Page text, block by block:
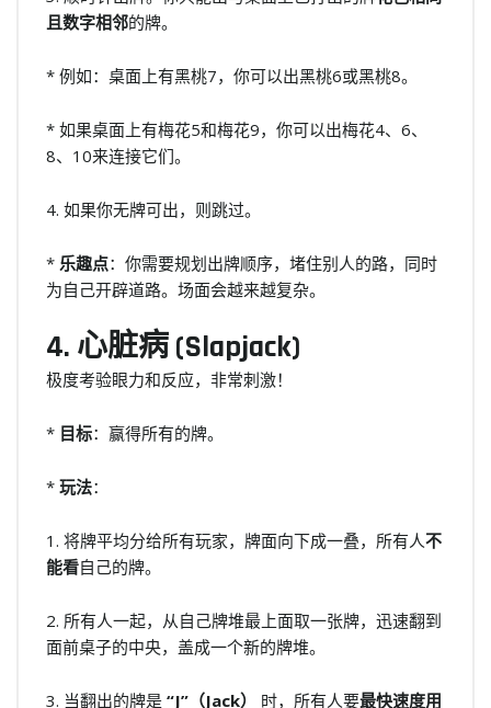
且数字相邻的牌。
* 例如：桌面上有黑桃7，你可以出黑桃6或黑桃8。
* 如果桌面上有梅花5和梅花9，你可以出梅花4、6、
8、10来连接它们。
4. 如果你无牌可出，则跳过。
* 乐趣点：你需要规划出牌顺序，堵住别人的路，同时
为自己开辟道路。场面会越来越复杂。
4. 心脏病 (Slapjack)
极度考验眼力和反应，非常刺激！
* 目标：赢得所有的牌。
* 玩法：
1. 将牌平均分给所有玩家，牌面向下成一叠，所有人不
能看自己的牌。
2. 所有人一起，从自己牌堆最上面取一张牌，迅速翻到
面前桌子的中央，盖成一个新的牌堆。
3. 当翻出的牌是 “J”（Jack） 时，所有人要最快速度用